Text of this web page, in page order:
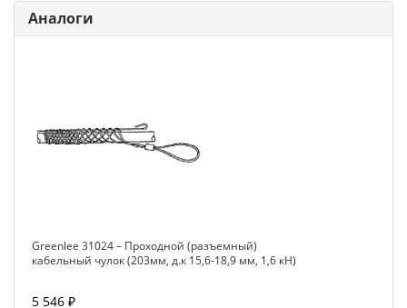
Аналоги
Greenlee 31024 – Проходной (разъемный)
кабельный чулок (203мм, д.к 15,6-18,9 мм, 1,6 кН)
5 546 ₽